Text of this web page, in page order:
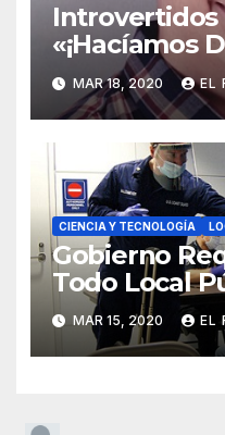
Introvertidos
«¡Hacíamos
Social Antes
Coronavirus
MAR 18, 2020 EL
CIENCIA Y TECNOLOGÍA
Gobierno
Todo Local
«Culito De
Clientes
MAR 15, 2020 EL